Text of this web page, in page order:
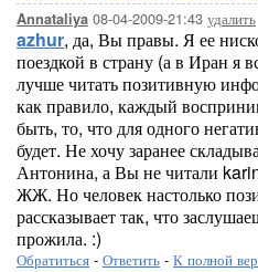
Annataliya 08-04-2009-21:43 удалить
azhur, да, Вы правы. Я ее
поездкой в страну (а в Иран я
лучше читать позитивную
как правило, каждый
быть, то, что для одного
будет. Не хочу заранее
Антонина, а Вы не читали
ЖЖ. Но человек настолько
рассказывает так, что
прожила. :)
Обратиться - Ответить - К полной